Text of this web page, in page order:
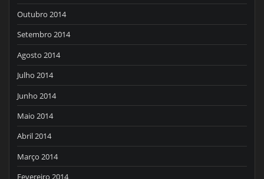
Outubro 2014
Setembro 2014
Agosto 2014
Julho 2014
Junho 2014
Maio 2014
Abril 2014
Março 2014
Fevereiro 2014